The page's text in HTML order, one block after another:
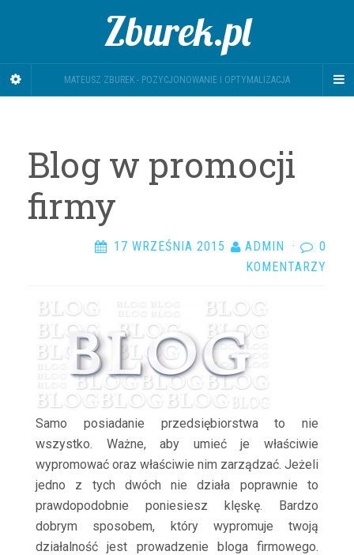
Zburek.pl
MATEUSZ ZBUREK - POZYCJONOWANIE I OPTYMALIZACJA
Blog w promocji
firmy
17 WRZEŚNIA 2015 ADMIN ·
0
KOMENTARZY
Samo posiadanie przedsiębiorstwa to nie
wszystko. Ważne, aby umieć je właściwie
wypromować oraz właściwie nim zarządzać. Jeżeli
jedno z tych dwóch nie działa poprawnie to
prawdopodobnie poniesiesz klęskę. Bardzo
dobrym sposobem, który wypromuje twoją
działalność jest prowadzenie bloga firmowego.